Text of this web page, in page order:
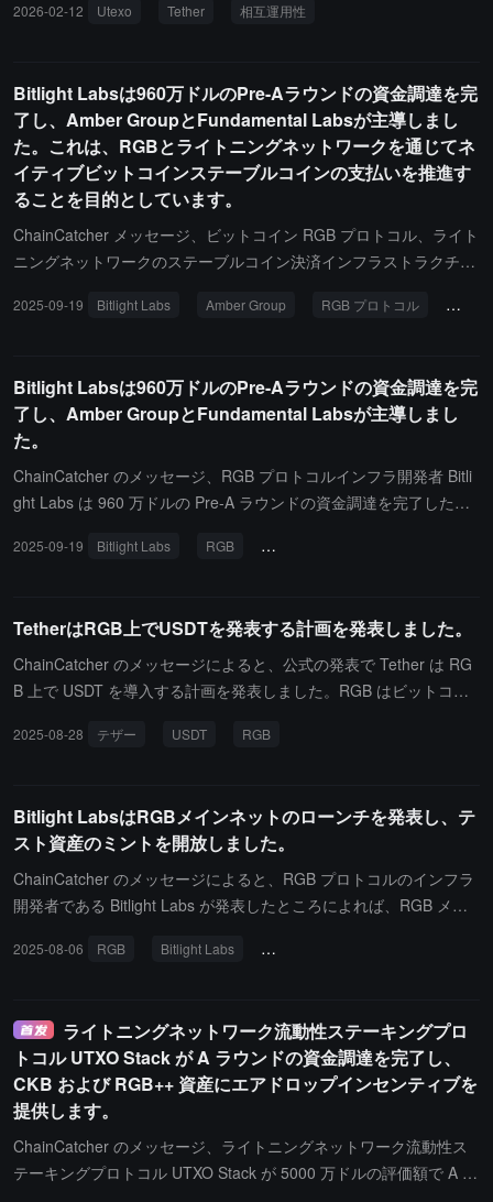
す。また、UTEXOはTetherと深く統合されており、中間機関の手数
USDTを変換することも可能です。
るアーキテクチャの不一致問題を解決し、ウォレット SDK の相互
2026-02-12 Utexo Tether 相互運用性
Bitlight Labsは960万ドルのPre-Aラウンドの資金調達を完
了し、Amber GroupとFundamental Labsが主導しまし
た。これは、RGBとライトニングネットワークを通じてネ
イティブビットコインステーブルコインの支払いを推進す
ることを目的としています。
ChainCatcher メッセージ、ビットコイン RGB プロトコル、ライト
ニングネットワークのステーブルコイン決済インフラストラクチャ
資金調達を完了しました。本ラウンドの資金調達は Amber Group
グネットワークとの統合を深め、ネイティブライトニングネットワ
ーク決済、ウォレット、RGB ベースのステーブルコインチャネル
を含むアプリケーションレベルのソリューションを市場に投入する
ために使用されます。暗号通貨、ステーブルコイン、伝統的金融お
よび決済分野から 20 社以上の投資家がこのラウンドに参加しまし
ド・オーバーシーズ・バンク（United Overseas Bank）、HV Capit
名前の挙がっていないグローバルなステーブルコインおよびデジタ
ル資産企業も参加しています。
2025-09-19 Bitlight Labs Amber Group RGB プロトコル ライ
Bitlight Labsは960万ドルのPre-Aラウンドの資金調達を完
了し、Amber GroupとFundamental Labsが主導しまし
た。
ChainCatcher のメッセージ、RGB プロトコルインフラ開発者 Bitli
ght Labs は 960 万ドルの Pre-A ラウンドの資金調達を完了したと
ド投資を行い、資金は RGB-Lightning 統合の立ち上げに使用され、
2025-09-19 Bitlight Labs RGB ビットコインネイティブステーブル
TetherはRGB上でUSDTを発表する計画を発表しました。
ChainCatcher のメッセージによると、公式の発表で Tether は RG
B 上で USDT を導入する計画を発表しました。RGB はビットコイ
は最近 0.11.1 バージョンをリリースし、メインネットが正式に立
で、ユーザーは同じウォレット内で USDT とビットコインを保有
し、移転することができるようになります。
2025-08-28 テザー USDT RGB
Bitlight LabsはRGBメインネットのローンチを発表し、テ
スト資産のミントを開放しました。
ChainCatcher のメッセージによると、RGB プロトコルのインフラ
開発者である Bitlight Labs が発表したところによれば、RGB メイ
スト資産 RGB を鋳造し、ビットコインチェーン上のネイティブス
2025-08-06 RGB Bitlight Labs ビットコインスマートコントラクト
ライトニングネットワーク流動性ステーキングプロ
トコル UTXO Stack が A ラウンドの資金調達を完了し、
CKB および RGB++ 資産にエアドロップインセンティブを
提供します。
ChainCatcher のメッセージ、ライトニングネットワーク流動性ス
テーキングプロトコル UTXO Stack が 5000 万ドルの評価額で A ラ